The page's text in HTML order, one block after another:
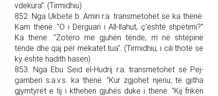
vdekura". (Tirmidhiu)
852. Nga Ukbete b. Amiri r.a. trans­me­tohet se ka thënë:
Kam thënë: "O i Dërguari i All-llahut, ç'është shpëtimi?"
Ka thënë: "Zotëro me gjuhën tënde, rri në shtëpinë
tënde dhe qaj për mëkatet tua". (Tirmidhiu, i cili thotë se
ky është hadith hasen)
853. Nga Ebu Seid el-Hudrij r.a. trans­me­tohet se Pej­
gam­be­ri s.a.v.s. ka thënë: "Kur zgjohet njeriu, të gjitha
gjymtyrët e tij i kthehen gjuhës duke i thënë: "Kij frikën